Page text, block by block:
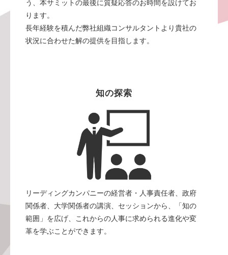
知の探索
リーディングカンパニーの経営者・人事責任者、政府
関係者、大学関係者の講演、セッションから、「知の
範囲」を広げ、これからの人事に求められる進化や変
革を学ぶことができます。
う、本サミットの最後に質疑応答のお時間を設けてお
ります。
長年経験を積んだ弊社組織コンサルタントより貴社の
状況に合わせた解の提供を目指します。